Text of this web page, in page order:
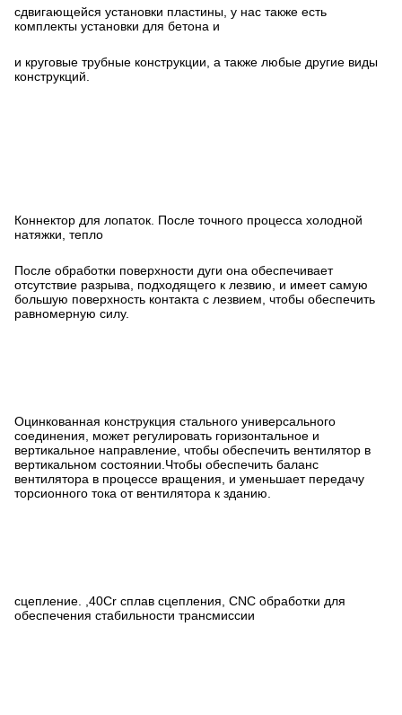
сдвигающейся установки пластины, у нас также есть
комплекты установки для бетона и
и круговые трубные конструкции, а также любые другие виды
конструкций.
Коннектор для лопаток. После точного процесса холодной
натяжки, тепло
После обработки поверхности дуги она обеспечивает
отсутствие разрыва, подходящего к лезвию, и имеет самую
большую поверхность контакта с лезвием, чтобы обеспечить
равномерную силу.
Оцинкованная конструкция стального универсального
соединения, может регулировать горизонтальное и
вертикальное направление, чтобы обеспечить вентилятор в
вертикальном состоянии.Чтобы обеспечить баланс
вентилятора в процессе вращения, и уменьшает передачу
торсионного тока от вентилятора к зданию.
сцепление. ,40Cr сплав сцепления, CNC обработки для
обеспечения стабильности трансмиссии